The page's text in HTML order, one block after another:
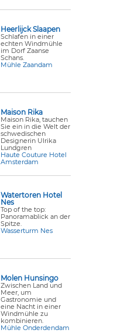
Heerlijck Slaapen
Schlafen in einer
echten Windmühle
im Dorf Zaanse
Schans.
Mühle Zaandam
Maison Rika
Maison Rika, tauchen
Sie ein in die Welt der
schwedischen
Designerin Ulrika
Lundgren
Haute Couture Hotel
Amsterdam
Watertoren Hotel
Nes
Top of the top:
Panoramablick an der
Spitze.
Wasserturm Nes
Molen Hunsingo
Zwischen Land und
Meer, um
Gastronomie und
eine Nacht in einer
Windmühle zu
kombinieren.
Mühle Onderdendam